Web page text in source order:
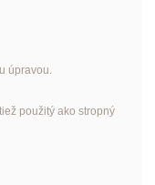
úpravou.
použitý ako stropný